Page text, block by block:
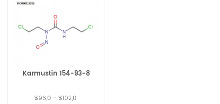
Karmustin 154-93-8
%96,0 - %102,0